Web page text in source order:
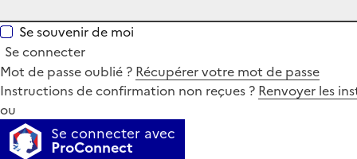
Se souvenir de moi
Se connecter
Mot de passe oublié ? Récupérer votre mot de passe
Instructions de confirmation non reçues ? Renvoyer les
ou
Se connecter avec
ProConnect